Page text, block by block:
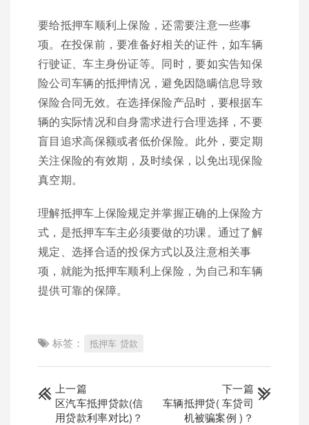
要给抵押车顺利上保险，还需要注意一些事
项。在投保前，要准备好相关的证件，如车辆
行驶证、车主身份证等。同时，要如实告知保
险公司车辆的抵押情况，避免因隐瞒信息导致
保险合同无效。在选择保险产品时，要根据车
辆的实际情况和自身需求进行合理选择，不要
盲目追求高保额或者低价保险。此外，要定期
关注保险的有效期，及时续保，以免出现保险
真空期。
理解抵押车上保险规定并掌握正确的上保险方
式，是抵押车车主必须要做的功课。通过了解
规定、选择合适的投保方式以及注意相关事
项，就能为抵押车顺利上保险，为自己和车辆
提供可靠的保障。
标签： 抵押车 贷款
上一篇
区汽车抵押贷款(信
用贷款利率对比)？
下一篇
车辆抵押贷( 车贷司
机被骗案例 )？